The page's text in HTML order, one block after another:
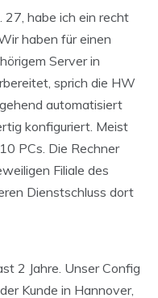
27, habe ich ein recht
haben für einen
Server in
sprich die HW
automatisiert
konfiguriert. Meist
PCs. Die Rechner
Filiale des
Dienstschluss dort
2 Jahre. Unser Config
Kunde in Hannover,